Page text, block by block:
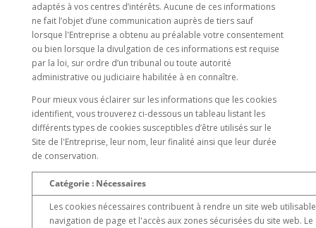
adaptés à vos centres d’intérêts. Aucune de ces informations
ne fait l’objet d’une communication auprès de tiers sauf
lorsque l'Entreprise a obtenu au préalable votre consentement
ou bien lorsque la divulgation de ces informations est requise
par la loi, sur ordre d’un tribunal ou toute autorité
administrative ou judiciaire habilitée à en connaître.
Pour mieux vous éclairer sur les informations que les cookies
identifient, vous trouverez ci-dessous un tableau listant les
différents types de cookies susceptibles d’être utilisés sur le
Site de l'Entreprise, leur nom, leur finalité ainsi que leur durée
de conservation.
Catégorie : Nécessaires
Les cookies nécessaires contribuent à rendre un site web
navigation de page et l'accès aux zones sécurisées du site web.